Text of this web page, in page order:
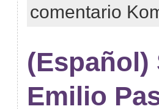
comentario
(Español)
Emilio